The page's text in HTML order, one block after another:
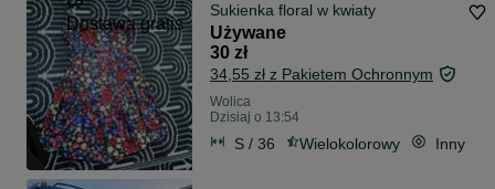
Dostawa gratis
Sukienka floral w kwiaty
Używane
30 zł
34,55 zł z Pakietem Ochronnym
Wolica
Dzisiaj o 13:54
S / 36 Wielokolorowy Inny